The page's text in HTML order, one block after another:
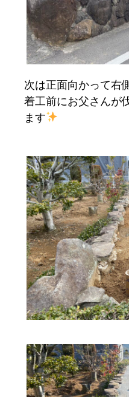
次は正面向かって右
着工前にお父さんが
ます